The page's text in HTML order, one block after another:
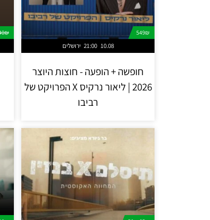
549₪
ירושלים 21:00 10.08
חופשה + הופעה - חוצות היוצר
2026 | ליאור נרקיס X הפרויקט של
רביבו